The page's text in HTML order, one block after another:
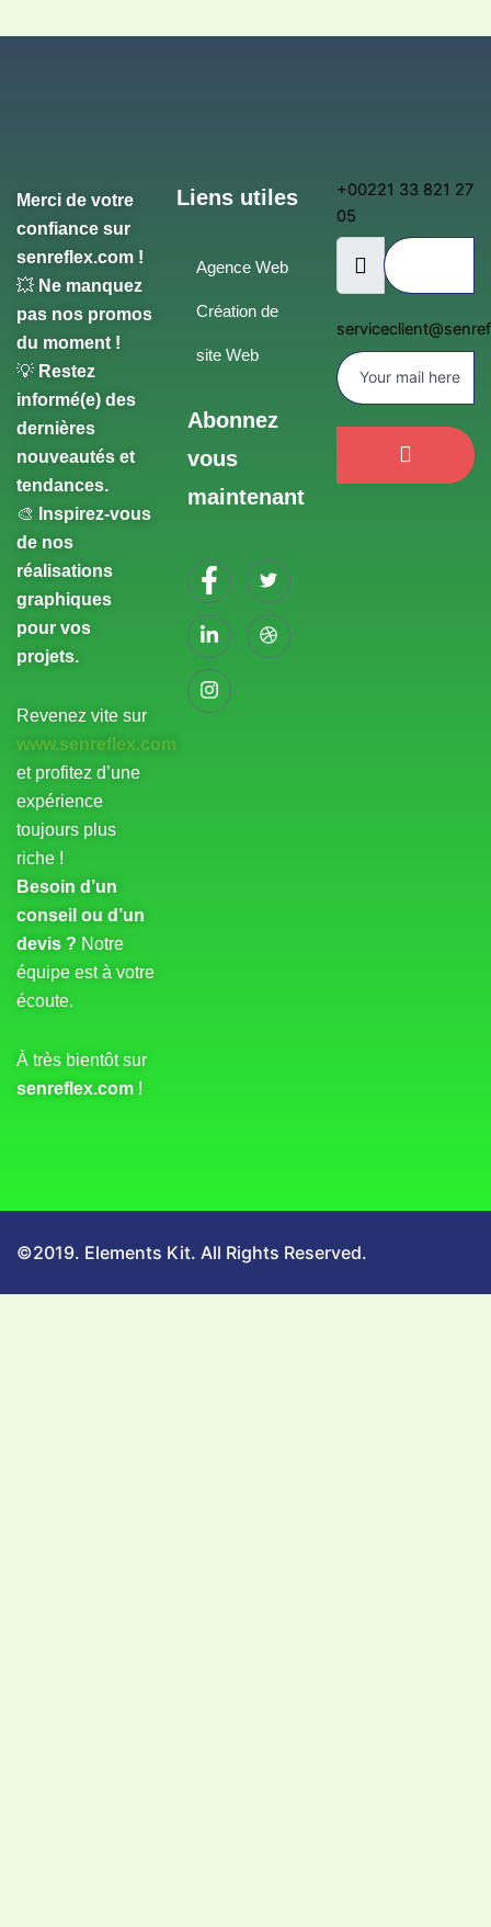
Merci de votre
confiance sur
senreflex.com !
💥 Ne manquez
pas nos promos
du moment !
💡 Restez
informé(e) des
dernières
nouveautés et
tendances.
🎨
Inspirez-vous
de nos
réalisations
graphiques
pour vos
projets.
Revenez vite sur
www.senreflex.com
et profitez d’une
expérience
toujours plus
riche !
Besoin d’un
conseil ou d’un
devis ? Notre
équipe est à votre
écoute.
À très bientôt sur
senreflex.com !
Liens utiles
Agence Web
Création de
site Web
Abonnez
vous
maintenant
+00221 33 821 27
05
©2019. Elements Kit. All Rights Reserved.